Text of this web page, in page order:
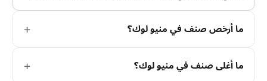
ما أرخص صنف في منيو لوك؟
ما أغلى صنف في منيو لوك؟